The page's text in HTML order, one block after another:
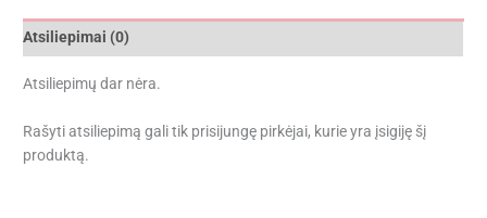
Atsiliepimai (0)
Atsiliepimų dar nėra.
Rašyti atsiliepimą gali tik prisijungę pirkėjai, kurie yra įsigiję šį
produktą.